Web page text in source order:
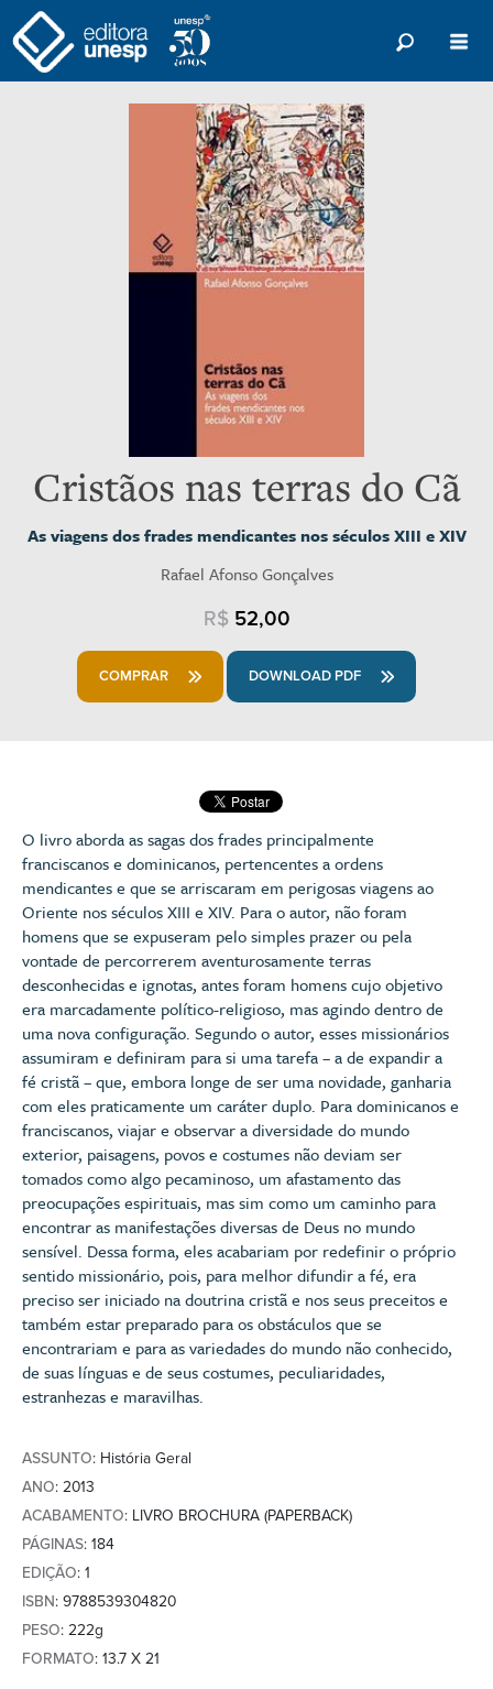
Cristãos nas terras do Cã
As viagens dos frades mendicantes nos séculos XIII e XIV
Rafael Afonso Gonçalves
R$ 52,00
COMPRAR DOWNLOAD PDF
O livro aborda as sagas dos frades principalmente
franciscanos e dominicanos, pertencentes a ordens
mendicantes e que se arriscaram em perigosas viagens ao
Oriente nos séculos XIII e XIV. Para o autor, não foram
homens que se expuseram pelo simples prazer ou pela
vontade de percorrerem aventurosamente terras
desconhecidas e ignotas, antes foram homens cujo objetivo
era marcadamente político-religioso, mas agindo dentro de
uma nova configuração. Segundo o autor, esses missionários
assumiram e definiram para si uma tarefa – a de expandir a
fé cristã – que, embora longe de ser uma novidade, ganharia
com eles praticamente um caráter duplo. Para dominicanos e
franciscanos, viajar e observar a diversidade do mundo
exterior, paisagens, povos e costumes não deviam ser
tomados como algo pecaminoso, um afastamento das
preocupações espirituais, mas sim como um caminho para
encontrar as manifestações diversas de Deus no mundo
sensível. Dessa forma, eles acabariam por redefinir o próprio
sentido missionário, pois, para melhor difundir a fé, era
preciso ser iniciado na doutrina cristã e nos seus preceitos e
também estar preparado para os obstáculos que se
encontrariam e para as variedades do mundo não conhecido,
de suas línguas e de seus costumes, peculiaridades,
estranhezas e maravilhas.
ASSUNTO: História Geral
ANO: 2013
ACABAMENTO: LIVRO BROCHURA (PAPERBACK)
PÁGINAS: 184
EDIÇÃO: 1
ISBN: 9788539304820
PESO: 222g
FORMATO: 13.7 X 21